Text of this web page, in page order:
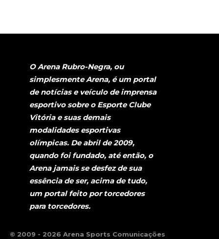
O Arena Rubro-Negra, ou
simplesmente Arena, é um portal
de notícias e veículo de imprensa
esportivo sobre o Esporte Clube
Vitória e suas demais
modalidades esportivas
olímpicas. De abril de 2009,
quando foi fundado, até então, o
Arena jamais se desfez de sua
essência de ser, acima de tudo,
um portal feito por torcedores
para torcedores.
© 2009 - 2026 Arena Sports Comunicações